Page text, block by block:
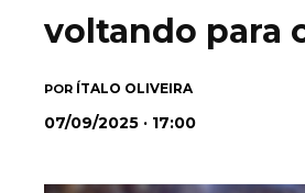
voltando para
POR ÍTALO OLIVEIRA
07/09/2025 · 17:00